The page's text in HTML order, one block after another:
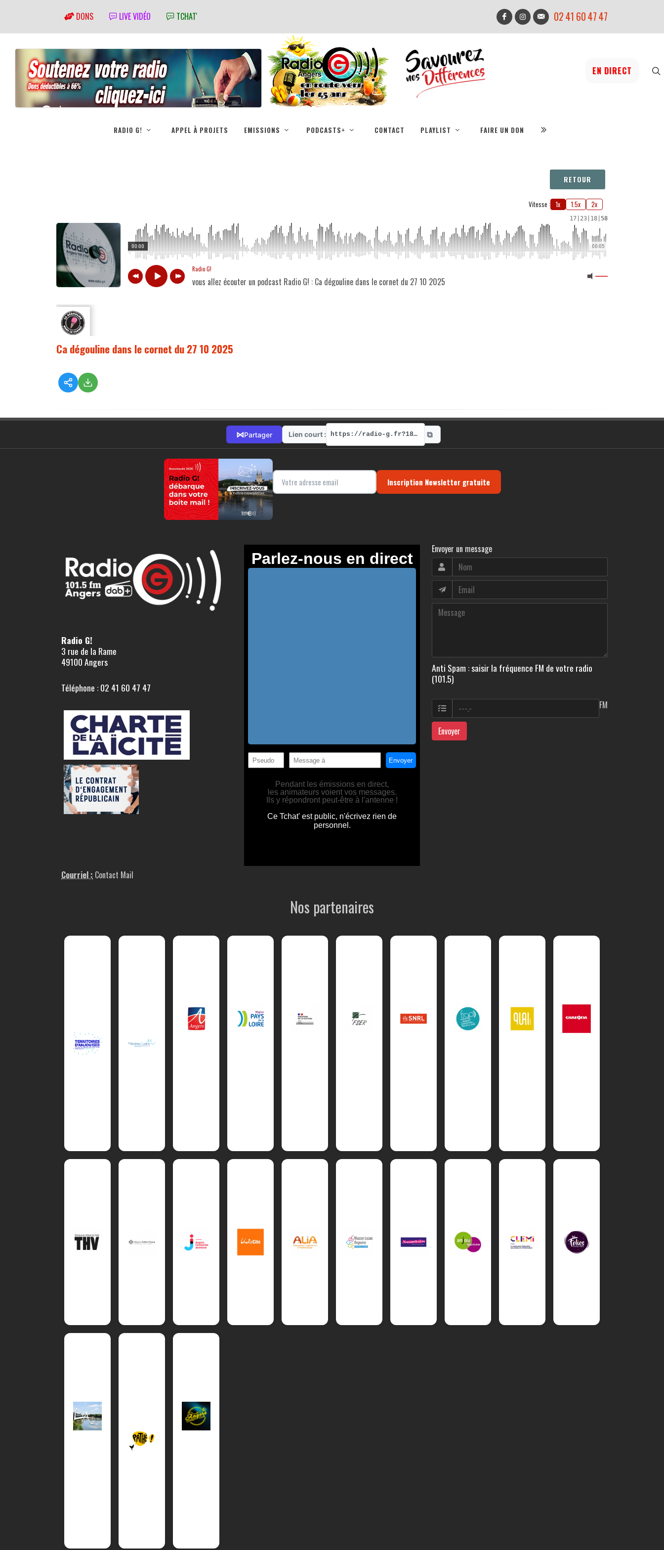
DONS LIVE VIDÉO TCHAT' 02 41 60 47 47
EN DIRECT
RADIO G! APPEL À PROJETS EMISSIONS PODCASTS+ CONTACT PLAYLIST FAIRE UN DON
RETOUR
Vitesse : 1x 1.5x 2x
17 23 18 58
00:05
00:00
Radio G!
vous allez écouter un podcast Radio G! : Ca dégouline dans le cornet du 27 10 2025
Ca dégouline dans le cornet du 27 10 2025
⋈Partager Lien court : https://radio-g.fr?18846 ⧉
Inscription Newsletter gratuite
Radio G!
3 rue de la Rame
49100 Angers
Téléphone : 02 41 60 47 47
Courriel : Contact Mail
Envoyer un message
Anti Spam : saisir la fréquence FM de votre radio
(101.5)
FM
Envoyer
Nos partenaires